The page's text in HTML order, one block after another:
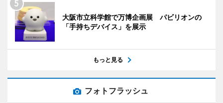
大阪市立科学館で万博企画展 パビリオンの
「手持ちデバイス」を展示
もっと見る
フォトフラッシュ